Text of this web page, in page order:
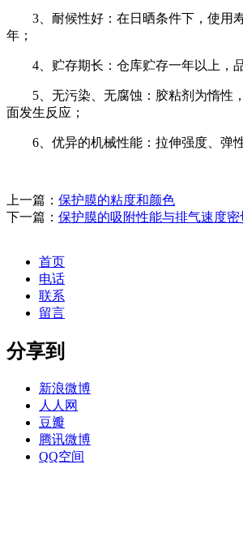
3、耐候性好：在日晒条件下，使用
年；
4、贮存期长：仓库贮存一年以上，
5、无污染、无腐蚀：胶粘剂为惰性
面发生反应；
6、优异的机械性能：拉伸强度、弹
上一篇： 保护膜的粘度和颜色
下一篇： 保护膜的吸附性能与排气速度密
首页
电话
联系
留言
分享到
新浪微博
人人网
豆瓣
腾讯微博
QQ空间